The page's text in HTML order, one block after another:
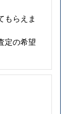
もらえま
定の希望